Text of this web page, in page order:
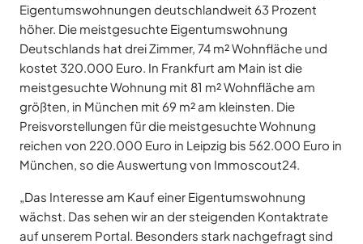
Eigentumswohnungen deutschlandweit 63 Prozent
höher. Die meistgesuchte Eigentumswohnung
Deutschlands hat drei Zimmer, 74 m² Wohnfläche und
kostet 320.000 Euro. In Frankfurt am Main ist die
meistgesuchte Wohnung mit 81 m² Wohnfläche am
größten, in München mit 69 m² am kleinsten. Die
Preisvorstellungen für die meistgesuchte Wohnung
reichen von 220.000 Euro in Leipzig bis 562.000 Euro in
München, so die Auswertung von Immoscout24.
„Das Interesse am Kauf einer Eigentumswohnung
wächst. Das sehen wir an der steigenden Kontaktrate
auf unserem Portal. Besonders stark nachgefragt sind